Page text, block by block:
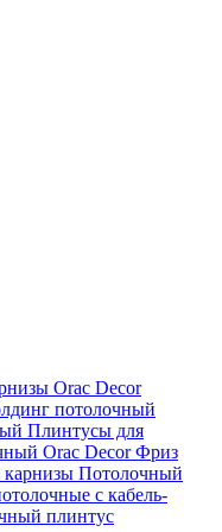
Orac Decor
потолочный
Плинтусы для
Orac Decor Фриз
Потолочный
с кабель-
плинтус